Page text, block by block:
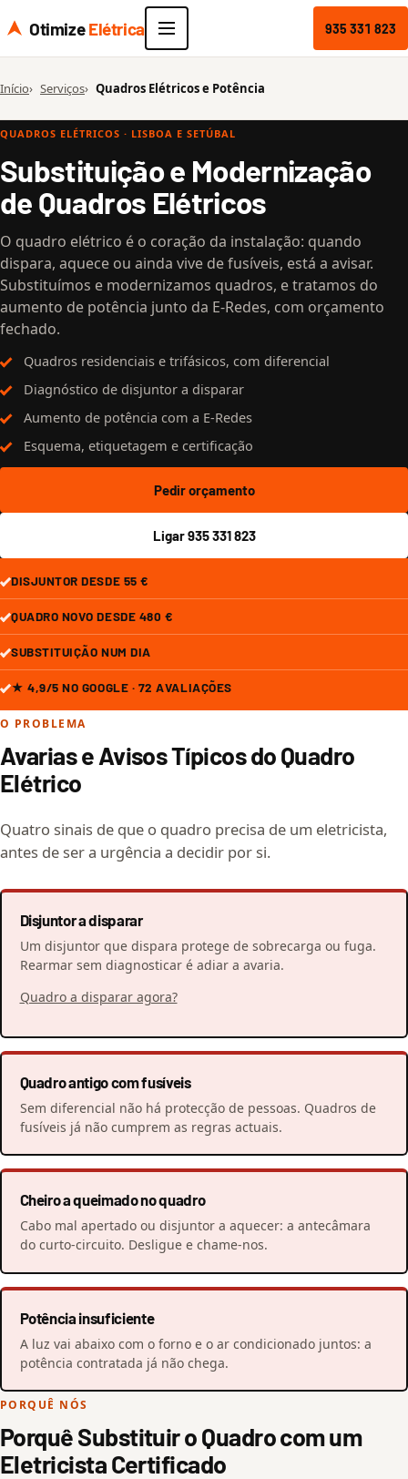
OtimizeElétrica 935 331 823
Início Serviços Quadros Elétricos e Potência
QUADROS ELÉTRICOS · LISBOA E SETÚBAL
Substituição e Modernização
de Quadros Elétricos
O quadro elétrico é o coração da instalação: quando
dispara, aquece ou ainda vive de fusíveis, está a avisar.
Substituímos e modernizamos quadros, e tratamos do
aumento de potência junto da E-Redes, com orçamento
fechado.
Quadros residenciais e trifásicos, com diferencial
Diagnóstico de disjuntor a disparar
Aumento de potência com a E-Redes
Esquema, etiquetagem e certificação
Pedir orçamento
Ligar 935 331 823
DISJUNTOR DESDE 55 €
QUADRO NOVO DESDE 480 €
SUBSTITUIÇÃO NUM DIA
★ 4,9/5 NO GOOGLE · 72 AVALIAÇÕES
O PROBLEMA
Avarias e Avisos Típicos do Quadro
Elétrico
Quatro sinais de que o quadro precisa de um eletricista,
antes de ser a urgência a decidir por si.
Disjuntor a disparar
Um disjuntor que dispara protege de sobrecarga ou fuga.
Rearmar sem diagnosticar é adiar a avaria.
Quadro a disparar agora?
Quadro antigo com fusíveis
Sem diferencial não há protecção de pessoas. Quadros de
fusíveis já não cumprem as regras actuais.
Cheiro a queimado no quadro
Cabo mal apertado ou disjuntor a aquecer: a antecâmara
do curto-circuito. Desligue e chame-nos.
Potência insuficiente
A luz vai abaixo com o forno e o ar condicionado juntos: a
potência contratada já não chega.
PORQUÊ NÓS
Porquê Substituir o Quadro com um
Eletricista Certificado